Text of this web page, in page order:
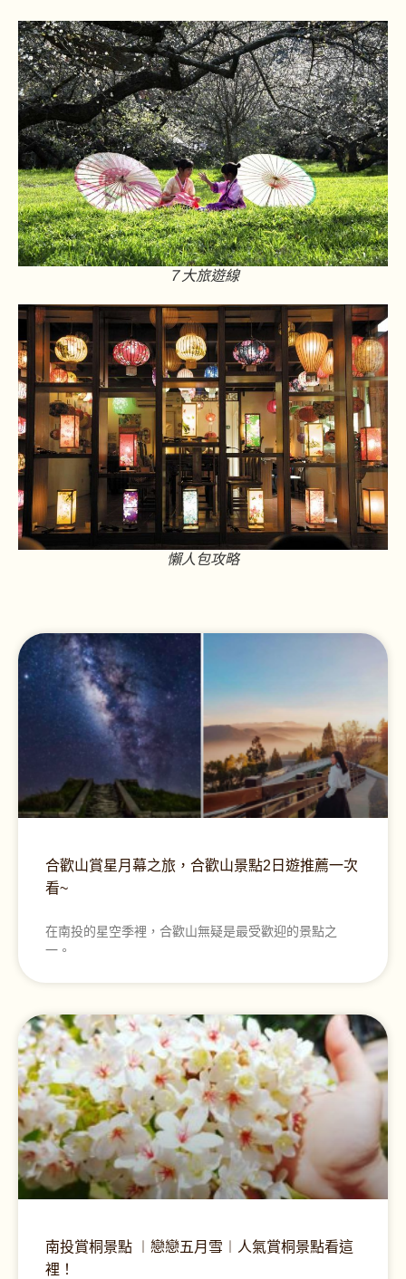
７大旅遊線
懶人包攻略
合歡山賞星月幕之旅，合歡山景點2日遊推薦一次
看~
在南投的星空季裡，合歡山無疑是最受歡迎的景點之
一。
南投賞桐景點 ︱戀戀五月雪︱人氣賞桐景點看這
裡！